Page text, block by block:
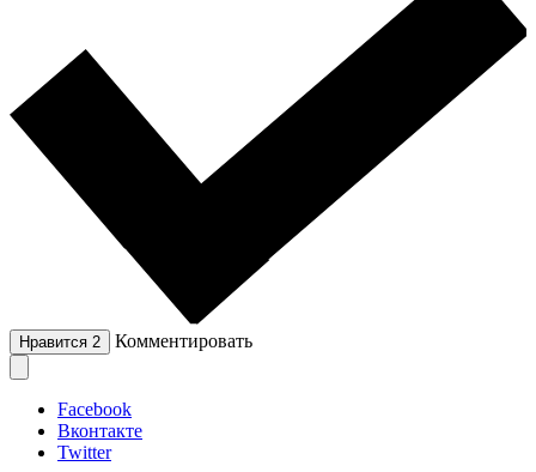
Нравится 2 Комментировать
Facebook
Вконтакте
Twitter